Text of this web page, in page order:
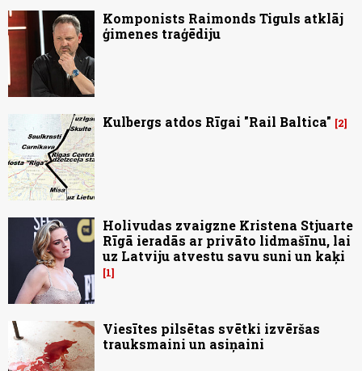
Komponists Raimonds Tiguls atklāj
ģimenes traģēdiju
Kulbergs atdos Rīgai "Rail Baltica" 2
Holivudas zvaigzne Kristena Stjuarte
Rīgā ieradās ar privāto lidmašīnu, lai
uz Latviju atvestu savu suni un kaķi
1
Viesītes pilsētas svētki izvēršas
trauksmaini un asiņaini